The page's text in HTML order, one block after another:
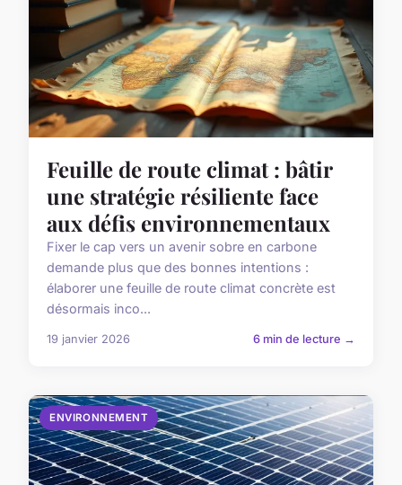
Feuille de route climat : bâtir
une stratégie résiliente face
aux défis environnementaux
Fixer le cap vers un avenir sobre en carbone
demande plus que des bonnes intentions :
élaborer une feuille de route climat concrète est
désormais inco...
19 janvier 2026 6 min de lecture →
ENVIRONNEMENT